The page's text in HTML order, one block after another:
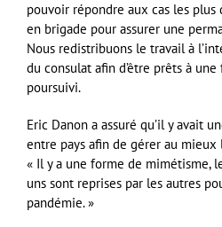
pouvoir répondre aux cas les
en brigade pour assurer une
Nous redistribuons le travail à
du consulat afin d’être prêts à
poursuivi.
Eric Danon a assuré qu’il y avait
entre pays afin de gérer au mieux
« Il y a une forme de mimétisme,
uns sont reprises par les autres
pandémie. »